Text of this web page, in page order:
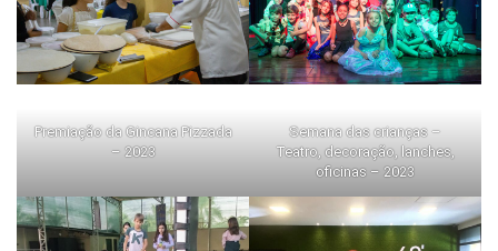
Premiação da Gincana Pizzada
– 2023
Semana das crianças –
Teatro, decoração, lanches,
oficinas – 2023